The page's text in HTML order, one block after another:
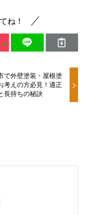
ね！
で外壁塗装・屋根塗
考えの方必見！適正
長持ちの秘訣